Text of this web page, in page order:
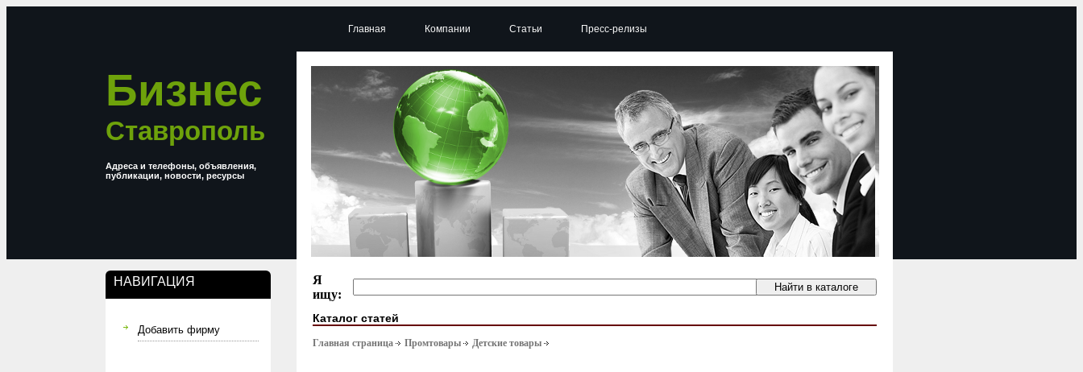
Бизнес
Ставрополь
Адреса и телефоны, объявления,
публикации, новости, ресурсы
НАВИГАЦИЯ
Добавить фирму
Главная Компании Статьи Пресс-релизы
Я
ищу:
Каталог статей
Главная страница Промтовары Детские товары